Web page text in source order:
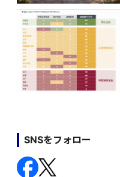
SNSをフォロー